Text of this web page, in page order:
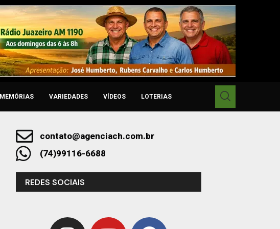
MEMÓRIAS VARIEDADES VÍDEOS LOTERIAS
contato@agenciach.com.br
(74)99116-6688
REDES SOCIAIS